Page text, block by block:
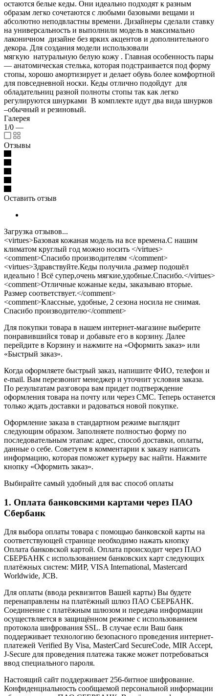
остаются белые кеды. Они идеально подходят к разным
образам легко сочетаются с любыми базовыми вещами и
абсолютно неподвластны времени. Дизайнеры сделали ставку
на универсальность и выполнили модель в максимально
лаконичном дизайне без ярких акцентов и дополнительного
декора. Для создания модели использовали
мягкую натуральную белую кожу . Главная особенность пары
— анатомическая стелька, которая подстраивается под форму
стопы, хорошо амортизирует и делает обувь более комфортной
для повседневной носки. Кеды отлично подойдут для
обладательниц разной полноты стопы так как легко
регулируются шнурками В комплекте идут два вида шнурков
–обычный и резиновый.
Галерея
1/0 —
Отзывы
Оставить отзыв
Загрузка отзывов...
<virtues>Базовая кожаная модель на все времена.С нашим
климатом круглый год можно носить </virtues>
<comment>Спасибо производителям </comment>
<virtues>Здравствуйте.Кеды получила ,размер подошёл
идеально ! Всё супер,очень мягкие,удобные.Спасибо.</virtues>
<comment>Отличные кожаные кеды, заказываю вторые.
Размер соответствует.</comment>
<comment>Классные, удобные, 2 сезона носила не снимая.
Спасибо производителю</comment>
Для покупки товара в нашем интернет-магазине выберите
понравившийся товар и добавьте его в корзину. Далее
перейдите в Корзину и нажмите на «Оформить заказ» или
«Быстрый заказ».
Когда оформляете быстрый заказ, напишите ФИО, телефон и
e-mail. Вам перезвонит менеджер и уточнит условия заказа.
По результатам разговора вам придет подтверждение
оформления товара на почту или через СМС. Теперь останется
только ждать доставки и радоваться новой покупке.
Оформление заказа в стандартном режиме выглядит
следующим образом. Заполняете полностью форму по
последовательным этапам: адрес, способ доставки, оплаты,
данные о себе. Советуем в комментарии к заказу написать
информацию, которая поможет курьеру вас найти. Нажмите
кнопку «Оформить заказ».
Выбирайте самый удобный для вас способ оплаты
1. Оплата банковскими картами через ПАО
Сбербанк
Для выбора оплаты товара с помощью банковской карты на
соответствующей странице необходимо нажать кнопку
Оплата банковской картой. Оплата происходит через ПАО
СБЕРБАНК с использованием банковских карт следующих
платёжных систем: МИР, VISA International, Mastercard
Worldwide, JCB.
Для оплаты (ввода реквизитов Вашей карты) Вы будете
перенаправлены на платёжный шлюз ПАО СБЕРБАНК.
Соединение с платёжным шлюзом и передача информации
осуществляется в защищённом режиме с использованием
протокола шифрования SSL. В случае если Ваш банк
поддерживает технологию безопасного проведения интернет-
платежей Verified By Visa, MasterCard SecureCode, MIR Accept,
J-Secure для проведения платежа также может потребоваться
ввод специального пароля.
Настоящий сайт поддерживает 256-битное шифрование.
Конфиденциальность сообщаемой персональной информации